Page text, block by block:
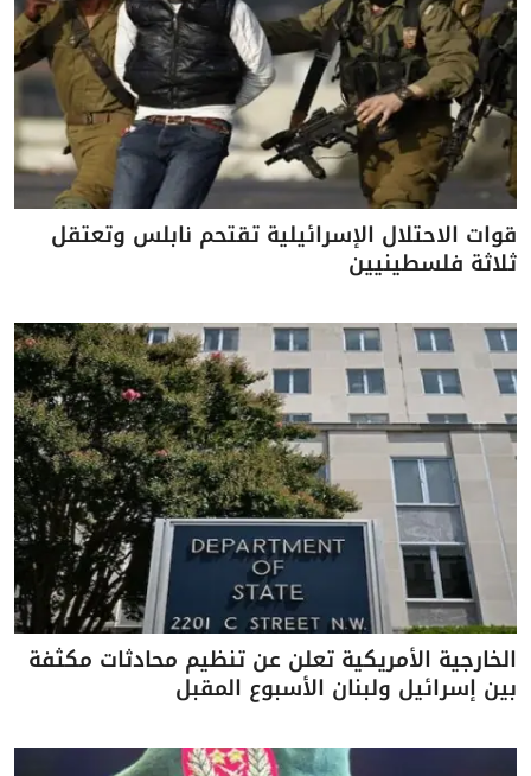
قوات الاحتلال الإسرائيلية تقتحم نابلس وتعتقل
ثلاثة فلسطينيين
الخارجية الأمريكية تعلن عن تنظيم محادثات مكثفة
بين إسرائيل ولبنان الأسبوع المقبل